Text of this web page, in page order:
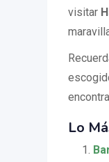
visitar
Lo